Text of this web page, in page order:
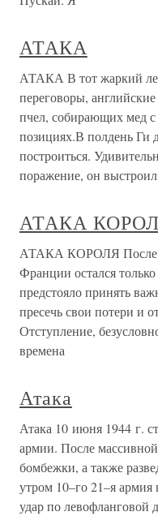
АТАКА
АТАКА В тот жаркий
переговоры,
пчел, собирающих мед
позициях.В полдень Ги
построиться.
поражение, он
АТАКА
АТАКА КОРОЛЯ После
Франции остался
предстояло принять
пресечь свои потери и
Отступление,
времена
Атака
Атака 10 июня 1944 г.
армии. После
бомбежки, а также
утром 10–го 21–я
удар по левофланговой